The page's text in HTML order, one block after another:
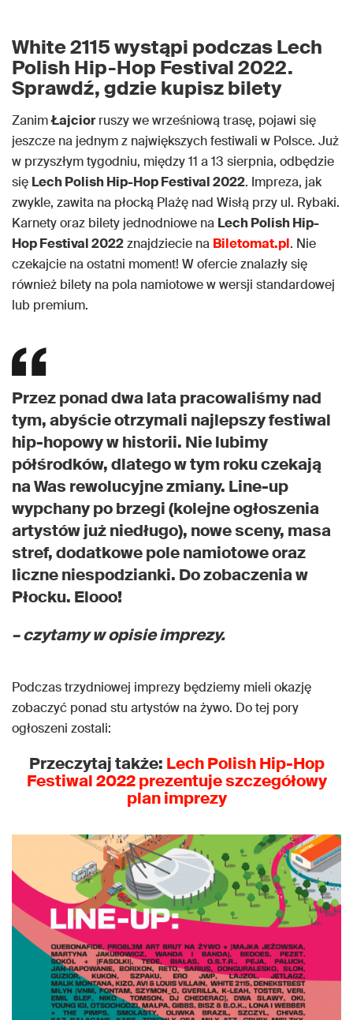
White 2115 wystąpi podczas Lech
Polish Hip-Hop Festival 2022.
Sprawdź, gdzie kupisz bilety
ZanimŁajciorruszy we wrześniową trasę, pojawi się
jeszcze na jednym z największych festiwali w Polsce. Już
w przyszłym tygodniu, między 11 a 13 sierpnia, odbędzie
się Lech Polish Hip-Hop Festival 2022. Impreza, jak
zwykle, zawita na płocką Plażę nad Wisłą przy ul. Rybaki.
Karnety oraz bilety jednodniowe na Lech Polish Hip-
Hop Festival 2022znajdziecie na Biletomat.pl. Nie
czekajcie na ostatni moment! W ofercie znalazły się
również bilety na pola namiotowe w wersji standardowej
lub premium.
Przez ponad dwa lata pracowaliśmy nad
tym, abyście otrzymali najlepszy festiwal
hip-hopowy w historii. Nie lubimy
półśrodków, dlatego w tym roku czekają
na Was rewolucyjne zmiany. Line-up
wypchany po brzegi (kolejne ogłoszenia
artystów już niedługo), nowe sceny, masa
stref, dodatkowe pole namiotowe oraz
liczne niespodzianki. Do zobaczenia w
Płocku. Elooo!
– czytamy w opisie imprezy.
Podczas trzydniowej imprezy będziemy mieli okazję
zobaczyć ponad stu artystów na żywo. Do tej pory
ogłoszeni zostali:
Przeczytaj także: Lech Polish Hip-Hop
Festiwal 2022 prezentuje szczegółowy
plan imprezy